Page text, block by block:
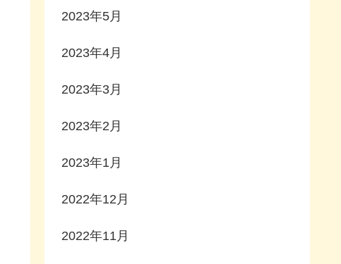
2023年5月
2023年4月
2023年3月
2023年2月
2023年1月
2022年12月
2022年11月